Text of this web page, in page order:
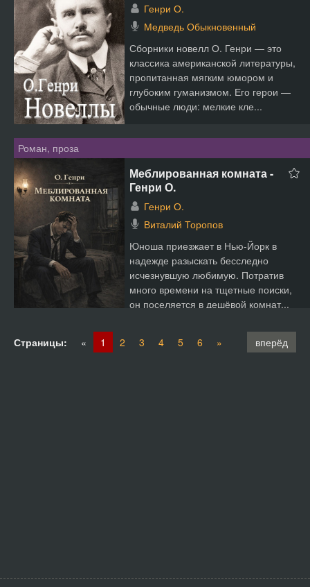
Генри О.
Медведь Обыкновенный
Сборники новелл О. Генри — это
классика американской литературы,
пропитанная мягким юмором и
глубоким гуманизмом. Его герои —
обычные люди: мелкие кле...
Роман, проза
Меблированная комната -
Генри О.
Генри О.
Виталий Торопов
Юноша приезжает в Нью-Йорк в
надежде разыскать бесследно
исчезнувшую любимую. Потратив
много времени на тщетные поиски,
он поселяется в дешёвой комнат...
вперёд
Страницы: « 1 2 3 4 5 6 »